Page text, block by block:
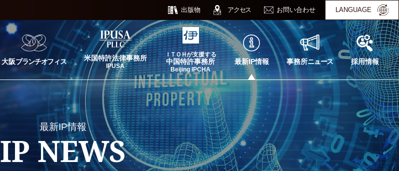
大阪ブランチオフィス 米国特許法律事務所
IPUSA
ＩＴＯＨが支援する
中国特許事務所
Beijing IPCHA
最新IP情報 事務所ニュース 採用情報
出版物 アクセス お問い合わせ LANGUAGE
最新IP情報
IP NEWS